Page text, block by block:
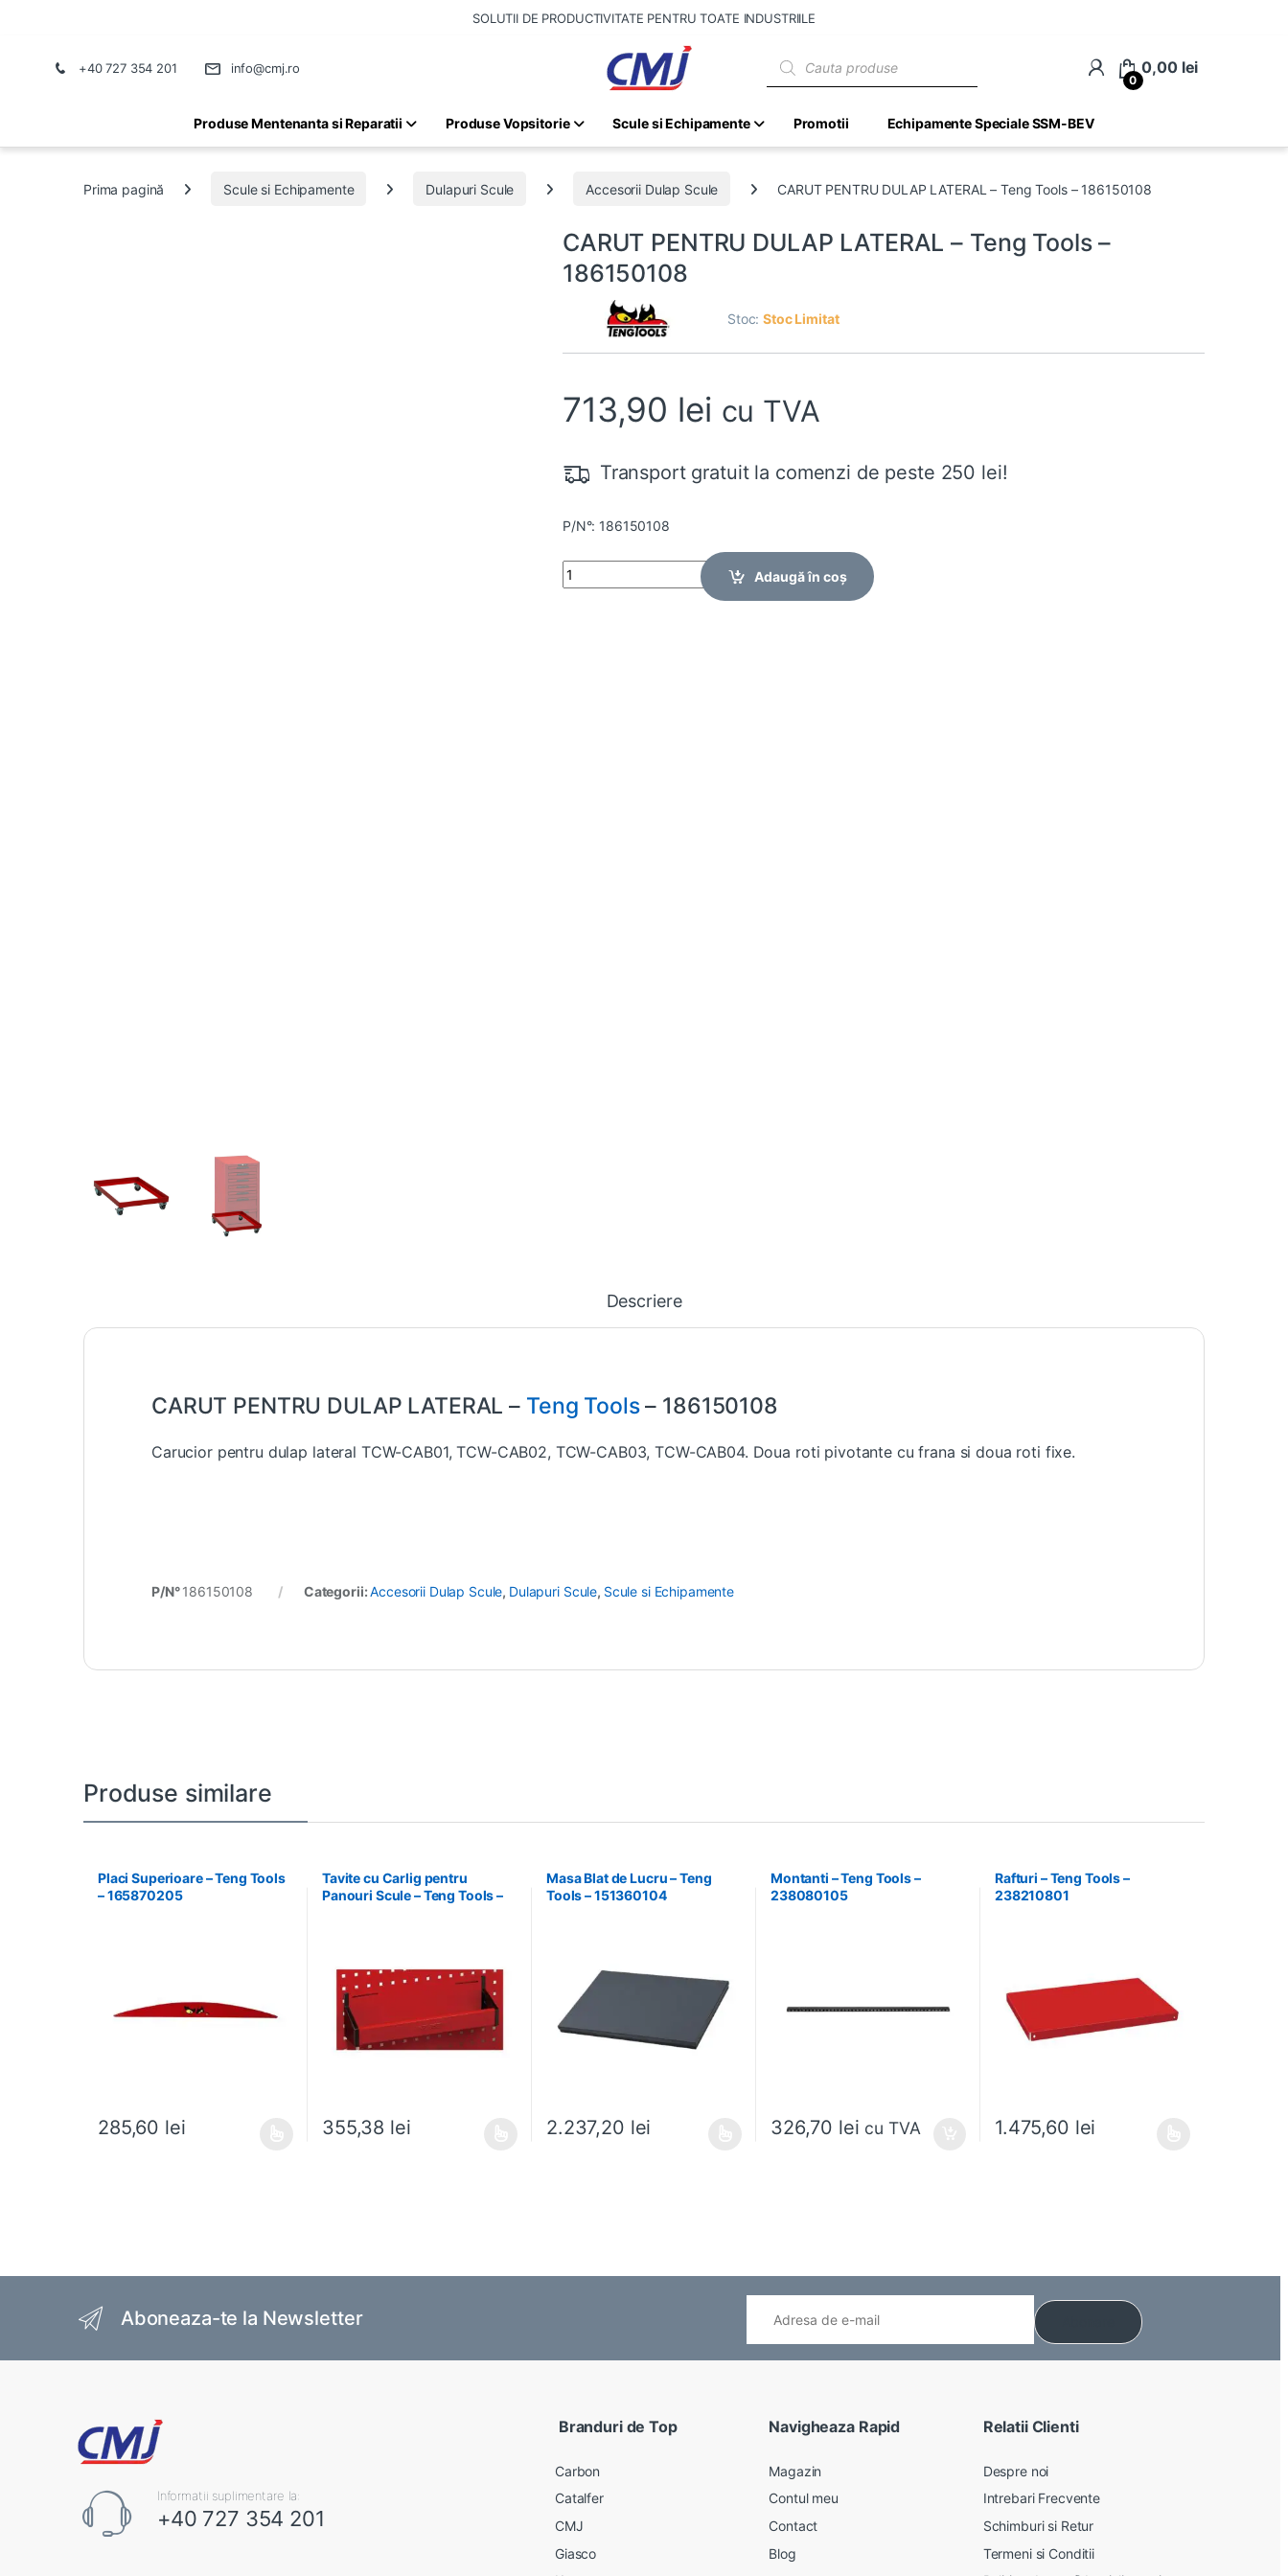
SOLUTII DE PRODUCTIVITATE PENTRU TOATE INDUSTRIILE
+40 727 354 201 info@cmj.ro
0
0,00 lei
Produse Mentenanta si Reparatii Produse Vopsitorie Scule si Echipamente Promotii Echipamente Speciale SSM-BEV
Prima pagină Scule si Echipamente Dulapuri Scule Accesorii Dulap Scule CARUT PENTRU DULAP LATERAL – Teng Tools – 186150108
CARUT PENTRU DULAP LATERAL – Teng Tools –
186150108
Stoc:Stoc Limitat
713,90 lei cu TVA
Transport gratuit la comenzi de peste 250 lei!
P/N°: 186150108
Quantity
Adaugă în coș
Descriere
CARUT PENTRU DULAP LATERAL – Teng Tools– 186150108
Carucior pentru dulap lateral TCW-CAB01, TCW-CAB02, TCW-CAB03, TCW-CAB04. Doua roti pivotante cu frana si doua roti fixe.
P/N°186150108 Categorii:Accesorii Dulap Scule, Dulapuri Scule, Scule si Echipamente
Produse similare
Placi Superioare – Teng Tools
– 165870205
285,60 lei
Tavite cu Carlig pentru
Panouri Scule – Teng Tools –
355,38 lei
Masa Blat de Lucru – Teng
Tools – 151360104
2.237,20 lei
Montanti – Teng Tools –
238080105
326,70 lei cu TVA
Rafturi – Teng Tools –
238210801
1.475,60 lei
Aboneaza-te la Newsletter
Informatii suplimentare la:
+40 727 354 201
Branduri de Top
Carbon
Catalfer
CMJ
Giasco
Navigheaza Rapid
Magazin
Contul meu
Contact
Blog
Relatii Clienti
Despre noi
Intrebari Frecvente
Schimburi si Retur
Termeni si Conditii